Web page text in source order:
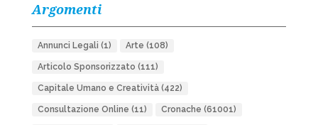
Argomenti
Annunci Legali (1) Arte (108)
Articolo Sponsorizzato (111)
Capitale Umano e Creatività(422)
Consultazione Online (11) Cronache (61001)